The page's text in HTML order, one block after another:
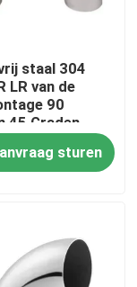
staal 304
LR van de
90
45 Graden
sturen